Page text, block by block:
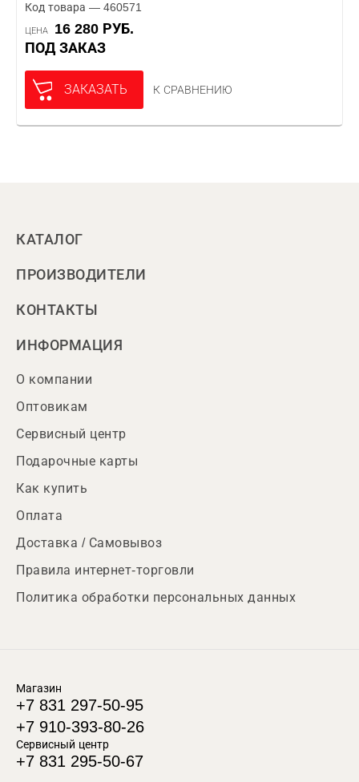
Код товара — 460571
ЦЕНА
16 280 РУБ.
ПОД ЗАКАЗ
ЗАКАЗАТЬ К СРАВНЕНИЮ
КАТАЛОГ
ПРОИЗВОДИТЕЛИ
КОНТАКТЫ
ИНФОРМАЦИЯ
О компании
Оптовикам
Сервисный центр
Подарочные карты
Как купить
Оплата
Доставка / Самовывоз
Правила интернет-торговли
Политика обработки персональных данных
Магазин
+7 831 297-50-95
+7 910-393-80-26
Сервисный центр
+7 831 295-50-67